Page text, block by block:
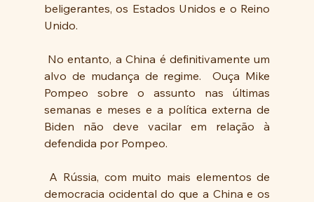
beligerantes, os Estados Unidos e o Reino
Unido.
alvo de mudança de regime.  Ouça Mike
Pompeo sobre o assunto nas últimas
semanas e meses e a política externa de
Biden não deve vacilar em relação à
defendida por Pompeo.
democracia ocidental do que a China e os